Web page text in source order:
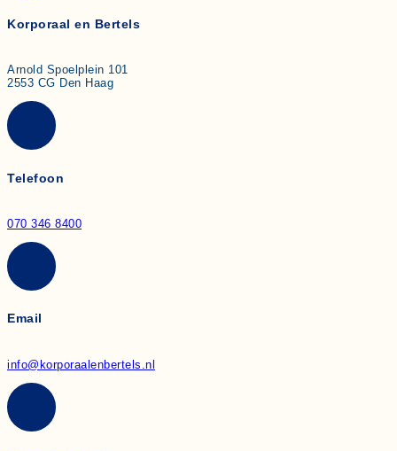
Korporaal en Bertels
Arnold Spoelplein 101
2553 CG Den Haag
Telefoon
070 346 8400
Email
info@korporaalenbertels.nl